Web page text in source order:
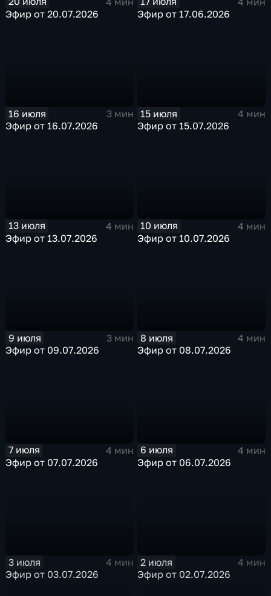
Эфир от 20.07.2026
Эфир от 17.06.2026
16 июля
3 мин
Эфир от 16.07.2026
15 июля
4 мин
Эфир от 15.07.2026
13 июля
4 мин
Эфир от 13.07.2026
10 июля
4 мин
Эфир от 10.07.2026
9 июля
3 мин
Эфир от 09.07.2026
8 июля
4 мин
Эфир от 08.07.2026
7 июля
4 мин
Эфир от 07.07.2026
6 июля
4 мин
Эфир от 06.07.2026
3 июля
4 мин
Эфир от 03.07.2026
2 июля
4 мин
Эфир от 02.07.2026